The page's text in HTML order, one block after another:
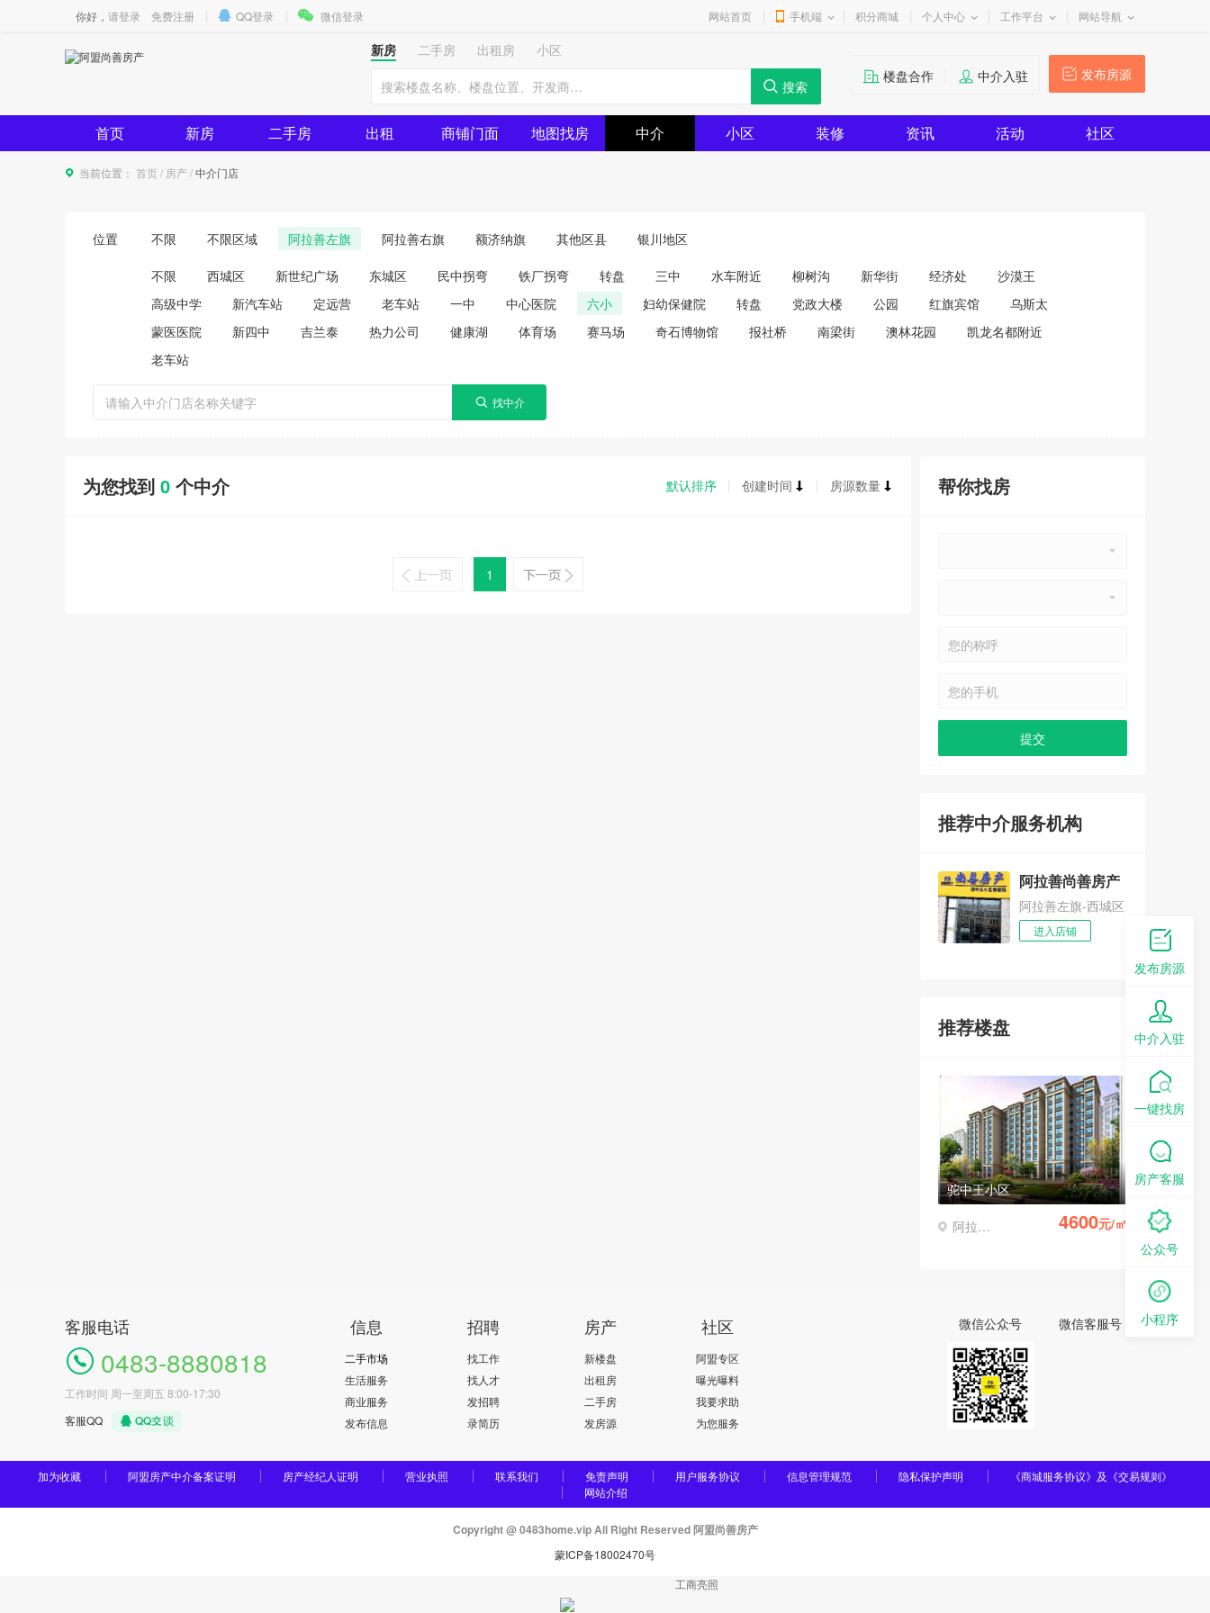
你好， 请登录 免费注册 QQ登录 微信登录 网站首页 手机端 积分商城 个人中心 工作平台 网站导航
新房 二手房 出租房
小区
发布房源
楼盘合作 中介入驻
首页 新房 二手房 出租 商铺门面 地图找房 中介 小区 装修 资讯 活动 社区
当前位置： 首页 / 房产/中介门店
位置 不限 不限区域 阿拉善左旗 阿拉善右旗 额济纳旗 其他区县 银川地区
不限 西城区 新世纪广场 东城区 民中拐弯 铁厂拐弯 转盘 三中 水车附近 柳树沟 新华街 经济处
沙漠王
高级中学
新汽车站 定远营 老车站 一中 中心医院 六小 妇幼保健院 转盘 党政大楼 公园 红旗宾馆
乌斯太
蒙医医院
新四中 吉兰泰 热力公司 健康湖 体育场 赛马场 奇石博物馆 报社桥 南梁街 澳林花园
凯龙名都附近
老车站
默认排序 创建时间 房源数量
为您找到 0 个中介
1
帮你找房
推荐中介服务机构
阿拉善尚善房产
阿拉善左旗-西城区
进入店铺
推荐楼盘
驼中王小区
阿拉善左旗 4600元/㎡
客服电话
0483-8880818
工作时间 周一至周五 8:00-17:30
客服QQ
信息
二手市场
生活服务
商业服务
发布信息
招聘
找工作
找人才
发招聘
录简历
房产
新楼盘
出租房
二手房
发房源
社区
阿盟专区
曝光曝料
我要求助
为您服务
微信公众号 微信客服号
加为收藏 阿盟房产中介备案证明 房产经纪人证明 营业执照 联系我们 免责声明 用户服务协议 信息管理规范 隐私保护声明
《商城服务协议》及《交易规则》
网站介绍
Copyright @ 0483home.vip All Right Reserved 阿盟尚善房产
蒙ICP备18002470号
工商亮照
发布房源
中介入驻
一键找房
房产客服
公众号
小程序